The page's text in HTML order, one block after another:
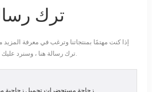
ترك
إذا كنت مهتمًا بمنتجاتنا وترغب في معرفة المزيد
زجاجة مستحضرات تجميل زجاجية